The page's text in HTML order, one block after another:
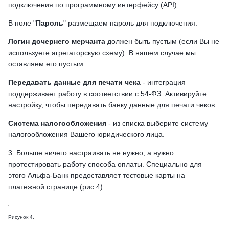
подключения по программному интерфейсу (API).
В поле "Пароль" размещаем пароль для подключения.
Логин дочернего мерчанта должен быть пустым (если Вы не
используете агрегаторскую схему). В нашем случае мы
оставляем его пустым.
Передавать данные для печати чека - интеграция
поддерживает работу в соответствии с 54-ФЗ. Активируйте
настройку, чтобы передавать банку данные для печати чеков.
Система налогообложения - из списка выберите систему
налогообложения Вашего юридического лица.
3. Больше ничего настраивать не нужно, а нужно
протестировать работу способа оплаты. Специально для
этого Альфа-Банк предоставляет тестовые карты на
платежной странице (рис.4):
Рисунок 4.